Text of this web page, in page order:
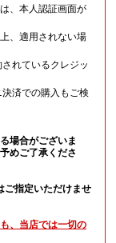
、本人認証画面が
、適用されない場
れているクレジッ
済での購入もご検
場合がございま
めご了承くださ
ご指定いただけませ
、当店では一切の